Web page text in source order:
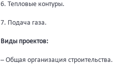
6. Тепловые контуры.
7. Подача газа.
Виды проектов:
– Общая организация строительства.